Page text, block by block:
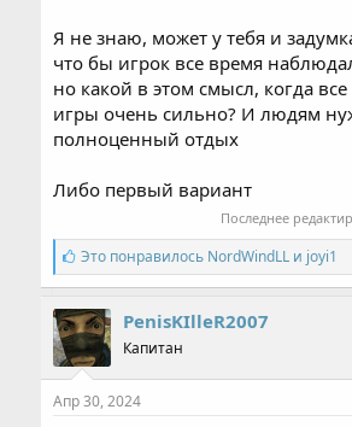
Я не знаю, может у тебя и
что бы игрок все время
но какой в этом смысл, когда все
игры очень сильно? И людям
полноценный отдых
Либо первый вариант
Последнее
С
и
м
п
а
т
и
и
:
Это понравилось NordWindLL и joyi1
PenisKIlleR2007
Капитан
Апр 30, 2024